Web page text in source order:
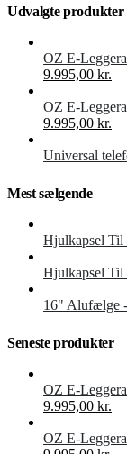
Udvalgte produkter
OZ E-
Den
pris
var:
9.995,00 kr.
OZ E-
Den
pris
14.795,00 kr..
9.995,00 kr.
Universal
Mest sælgende
Hjulkapsel Til
Hjulkapsel Til
16" Alufælge
Seneste produkter
OZ E-
Den
pris
9.995,00 kr.
OZ E-